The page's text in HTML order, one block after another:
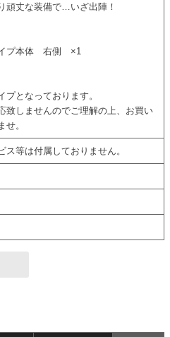
頑丈な装備で…いざ出陣！
イプ本体 右側 ×1
プとなっております。
致しませんのでご理解の上、お買い
せ。
ス等は付属しておりません。